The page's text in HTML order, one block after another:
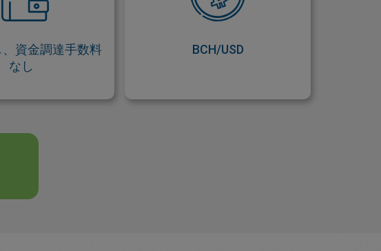
資金調達手数料
なし
取引所を利用する必
加の手数料も発生し
感的で使いやすい！
BCH/USD
い市場でより有利なポジションを
取ることができます。